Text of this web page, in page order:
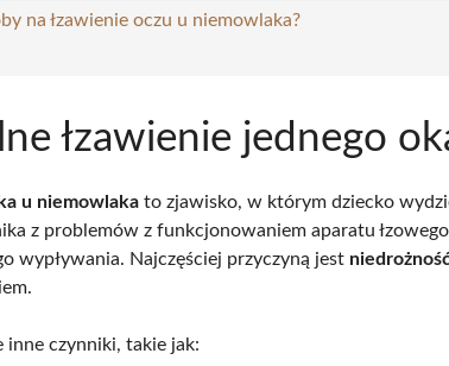
na łzawienie oczu u niemowlaka?
łzawienie jednego
u niemowlaka to zjawisko, w którym dziecko
z problemów z funkcjonowaniem aparatu
wypływania. Najczęściej przyczyną jest
inne czynniki, takie jak: